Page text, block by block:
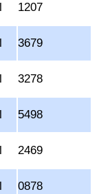
1207
3679
3278
5498
2469
0878